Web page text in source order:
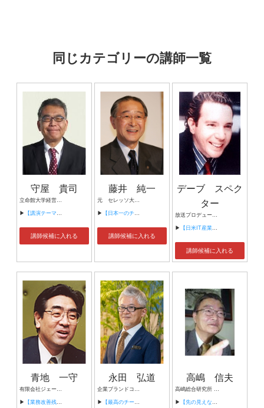
同じカテゴリーの講師一覧
守屋 貴司
立命館大学経営学部 教授 (同 大学院経営学研究科教授)、博士（社会学） 人事実践科学会議 FOUNDER＆共同代表理事 全国ビジネス系大学教育会議理事 立命館大学経営学部事業継承塾副塾長（立命館大学経営学部事業継承教育インンテンシブプログラムのFOUNDER） 財団法人アジア太平洋研究所上席研究員（関西経済団体連合会シンクタンク）
▶ 【講演テーマ１ 日本における外国人材の採用・受け入れ・定着・活躍サポート】
講師候補に入れる
藤井 純一
元 セレッソ大阪 代表取締役社長 北海道日本ハムファイターズ 代表取締役社長 近畿大学経営学部 特任教授 現 株式会社ホットーファクトリー 取締役 立命館大学スポーツ健康科学部大学院客員教授
▶ 【日本一のチームをつくる 】
講師候補に入れる
デーブ スペク
ター
放送プロデューサー タレント 放送作家
▶ 【日米IT産業比較】
講師候補に入れる
青地 一守
有限会社ジェーネット・プランニング 代表取締役 経営支援部 責任者
▶ 【業務改善残業時間削減の実現】
永田 弘道
企業ブランドコンサルタント Amazon１位作家 個人事業主
▶ 【最高のチームの作り方】
高嶋 信夫
高嶋総合研究所 所長 財団法人 内外財務研究所 理事長 経済評論家・資産運用コンサルタント
▶ 【先の見えない時代！こうすれば乗り切れる！】